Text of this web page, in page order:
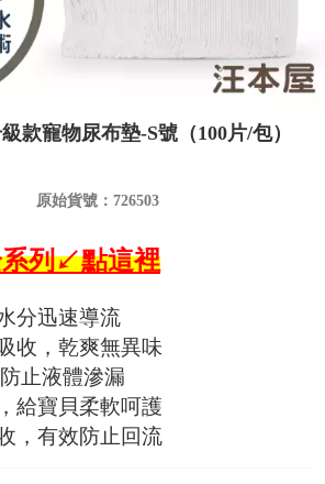
款寵物尿布墊-S號（100片/包）
原始貨號：726503
列↙點這裡
分迅速導流
收，乾爽無異味
止液體滲漏
給寶貝柔軟呵護
，有效防止回流